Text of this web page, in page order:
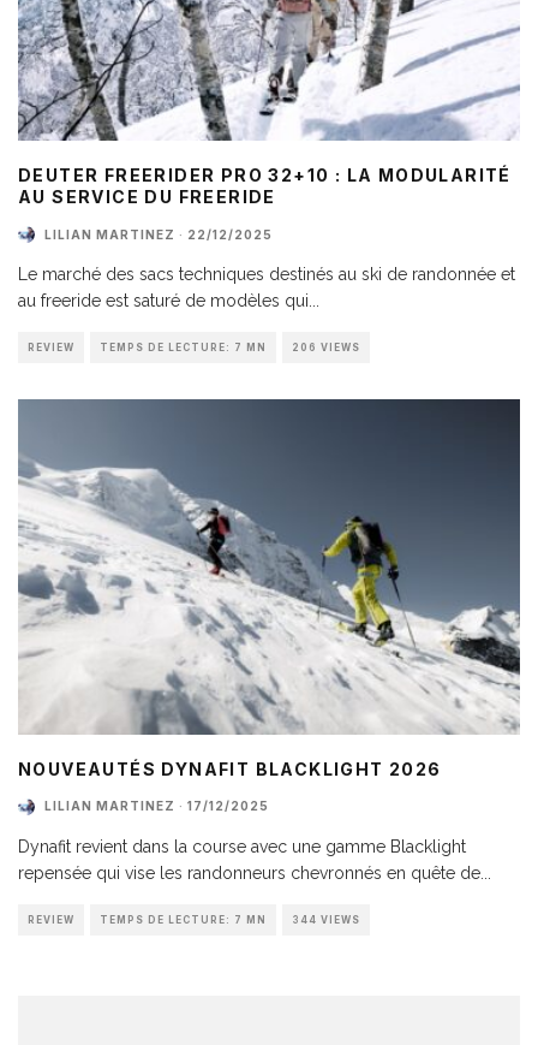
DEUTER FREERIDER PRO 32+10 : LA MODULARITÉ
AU SERVICE DU FREERIDE
LILIAN MARTINEZ · 22/12/2025
Le marché des sacs techniques destinés au ski de randonnée et
au freeride est saturé de modèles qui
REVIEW TEMPS DE LECTURE: 7 MN 206 VIEWS
NOUVEAUTÉS DYNAFIT BLACKLIGHT 2026
LILIAN MARTINEZ · 17/12/2025
Dynafit revient dans la course avec une gamme Blacklight
repensée qui vise les randonneurs chevronnés en quête de
REVIEW TEMPS DE LECTURE: 7 MN 344 VIEWS